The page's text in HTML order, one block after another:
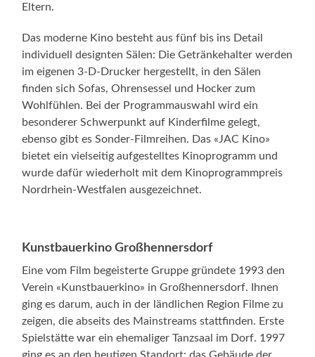
Eltern.
Das moderne Kino besteht aus fünf bis ins Detail
individuell designten Sälen: Die Getränkehalter werden
im eigenen 3-D-Drucker hergestellt, in den Sälen
finden sich Sofas, Ohrensessel und Hocker zum
Wohlfühlen. Bei der Programmauswahl wird ein
besonderer Schwerpunkt auf Kinderfilme gelegt,
ebenso gibt es Sonder-Filmreihen. Das «JAC Kino»
bietet ein vielseitig aufgestelltes Kinoprogramm und
wurde dafür wiederholt mit dem Kinoprogrammpreis
Nordrhein-Westfalen ausgezeichnet.
Kunstbauerkino Großhennersdorf
Eine vom Film begeisterte Gruppe gründete 1993 den
Verein «Kunstbauerkino» in Großhennersdorf. Ihnen
ging es darum, auch in der ländlichen Region Filme zu
zeigen, die abseits des Mainstreams stattfinden. Erste
Spielstätte war ein ehemaliger Tanzsaal im Dorf. 1997
ging es an den heutigen Standort: das Gebäude der